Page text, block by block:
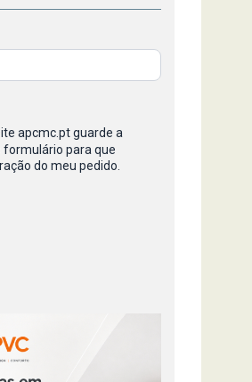
apcmc.pt guarde a
para que
do meu pedido.